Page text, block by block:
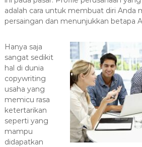
k
a
T
e
r
b
a
i
k
adalah cara untuk membuat diri Anda
persaingan dan menunjukkan betapa
Hanya saja
sangat sedikit
hal di dunia
copywriting
usaha yang
memicu rasa
ketertarikan
seperti yang
mampu
didapatkan